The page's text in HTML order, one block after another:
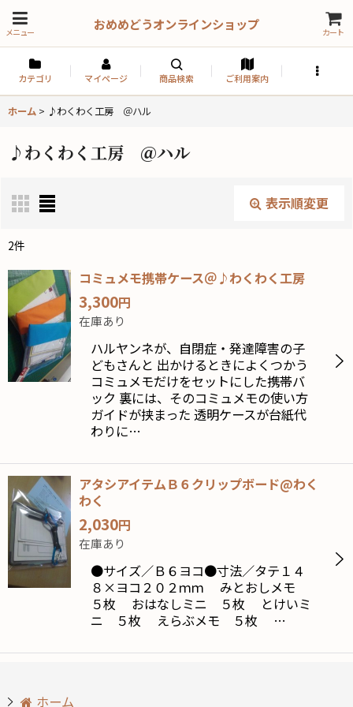
メニュー おめめどうオンラインショップ カート
カテゴリ マイページ 商品検索 ご利用案内
ホーム > ♪わくわく工房 ＠ハル
♪わくわく工房 ＠ハル
表示順変更
表示数:
並び順:
絞り込む
閉じる
2件
コミュメモ携帯ケース＠♪わくわく工房
3,300円
在庫あり
ハルヤンネが、自閉症・発達障害の子
どもさんと 出かけるときによくつかう
コミュメモだけをセットにした携帯バ
ック 裏には、そのコミュメモの使い方
ガイドが挟まった 透明ケースが台紙代
わりに…
アタシアイテムＢ６クリップボード@わく
わく
2,030円
在庫あり
●サイズ／Ｂ６ヨコ●寸法／タテ１４
８×ヨコ２０２ｍｍ みとおしメモ
５枚 おはなしミニ ５枚 とけいミ
ニ ５枚 えらぶメモ ５枚 …
ホーム